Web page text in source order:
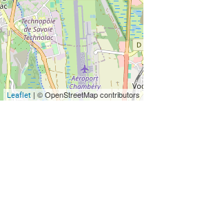
Leaflet | © OpenStreetMap contributors